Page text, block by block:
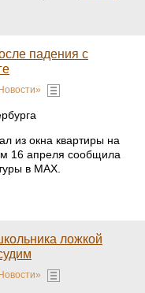
падения с
из окна квартиры на
16 апреля сообщила
в MAX.
ложкой